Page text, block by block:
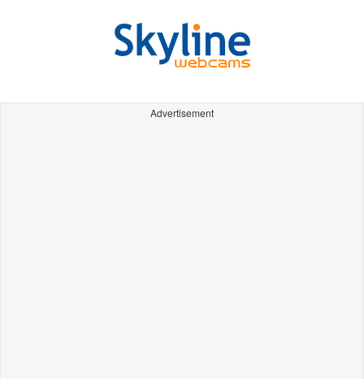
Advertisement